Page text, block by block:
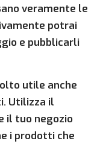
veramente le
potrai
e pubblicarli
utile anche
Utilizza il
il tuo negozio
i prodotti che